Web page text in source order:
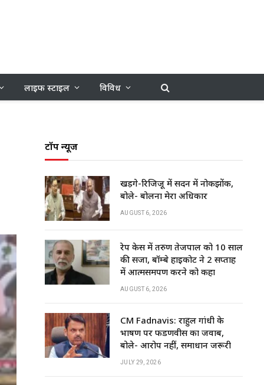
लाइफ स्टाइल विविध
टॉप न्यूज
खड़गे-रिजिजू में सदन में नोकझोंक,
बोले- बोलना मेरा अधिकार
AUGUST 6, 2026
रेप केस में तरुण तेजपाल को 10 साल
की सजा, बॉम्बे हाईकोर्ट ने 2 सप्ताह
में आत्मसमर्पण करने को कहा
AUGUST 6, 2026
CM Fadnavis: राहुल गांधी के
भाषण पर फडणवीस का जवाब,
बोले- आरोप नहीं, समाधान जरूरी
JULY 29, 2026